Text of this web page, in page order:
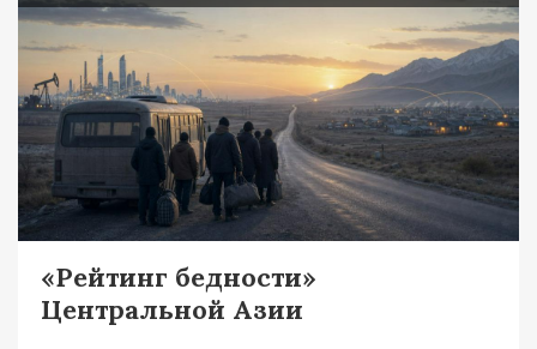
«Рейтинг бедности»
Центральной Азии